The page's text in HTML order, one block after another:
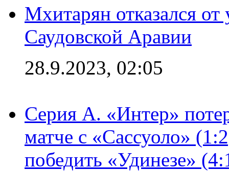
Мхитарян отказался от
Саудовской Аравии
28.9.2023, 02:05
Серия А. «Интер»
матче с «Сассуоло»
победить «Удинезе»